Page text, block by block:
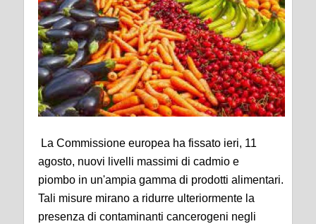
La Commissione europea ha fissato ieri, 11
agosto, nuovi livelli massimi di cadmio e
piombo in un'ampia gamma di prodotti alimentari.
Tali misure mirano a ridurre ulteriormente la
presenza di contaminanti cancerogeni negli